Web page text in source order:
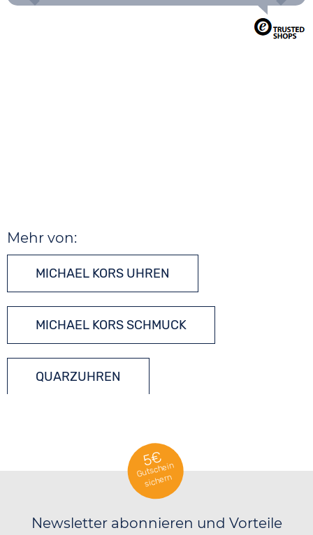
Mehr von:
MICHAEL KORS UHREN
MICHAEL KORS SCHMUCK
QUARZUHREN
5€
Gutschein
sichern
Newsletter abonnieren und Vorteile